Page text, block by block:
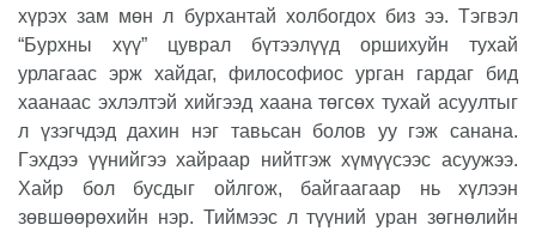
хүрэх зам мөн л бурхантай холбогдох биз ээ. Тэгвэл
“Бурхны хүү” цуврал бүтээлүүд оршихуйн тухай
урлагаас эрж хайдаг, философиос урган гардаг бид
хаанаас эхлэлтэй хийгээд хаана төгсөх тухай асуултыг
л үзэгчдэд дахин нэг тавьсан болов уу гэж санана.
Гэхдээ үүнийгээ хайраар нийтгэж хүмүүсээс асуужээ.
Хайр бол бусдыг ойлгож, байгаагаар нь хүлээн
зөвшөөрөхийн нэр. Тиймээс л түүний уран зөгнөлийн